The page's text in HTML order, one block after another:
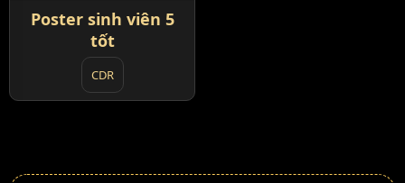
Poster sinh viên 5
tốt
CDR